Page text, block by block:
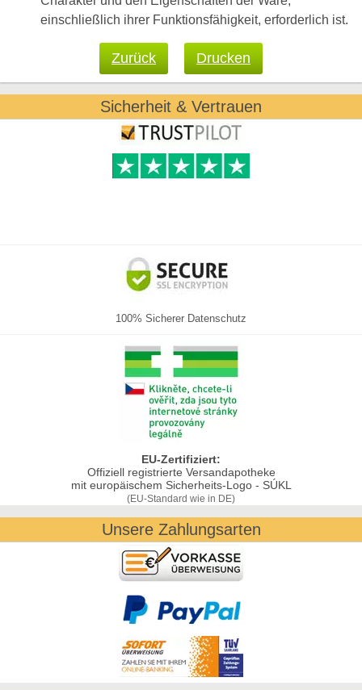
einschließlich ihrer Funktionsfähigkeit, erforderlich ist.
Zurück Drucken
Sicherheit & Vertrauen
100% Sicherer Datenschutz
EU-Zertifiziert:
Offiziell registrierte Versandapotheke
mit europäischem Sicherheits-Logo - SÚKL
(EU-Standard wie in DE)
Unsere Zahlungsarten